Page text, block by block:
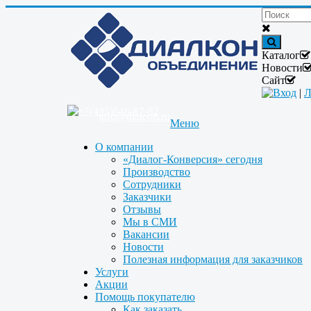
Каталог
Новости
Сайт
Вход |
Меню
О компании
«Диалог-Конверсия» сегодня
Производство
Сотрудники
Заказчики
Отзывы
Мы в СМИ
Вакансии
Новости
Полезная информация для заказчиков
Услуги
Акции
Помощь покупателю